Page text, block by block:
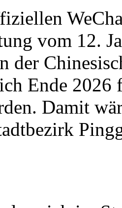
vom 12.
der
Ende
Damit